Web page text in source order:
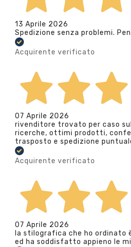
13 Aprile 2026
Spedizione senza problemi.
Acquirente verificato
07 Aprile 2026
rivenditore trovato per caso
ricerche, ottimi prodotti,
trasposto e spedizione
Acquirente verificato
07 Aprile 2026
la stilografica che ho ordinato
ed ha soddisfatto appieno le